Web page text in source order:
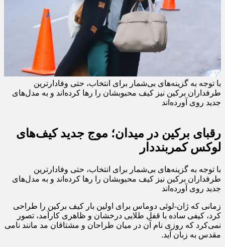
با توجه به گزینه‌های بی‌شمار برای انتخاب، حتی وفادارترین
طرفداران برکین نیز کیف محبوبشان را رها کرده‌اند و به مدل‌های
جدید روی آورده‌اند
رقبای برکین در میدان؛ موج جدید کیف‌های
لوکس کمربنددار
با توجه به گزینه‌های بی‌شمار برای انتخاب، حتی وفادارترین
طرفداران برکین نیز کیف محبوبشان را رها کرده‌اند و به مدل‌های
جدید روی آورده‌اند
زمانی که ژان-لوئی دوماس برای اولین بار کیف برکین را طراحی
کرد، کیفی ساده با قفل طلایی درخشان و ظاهری کارآمد، تصور
نمی‌کرد که روزی نام آن در میان طراحان و مشتاقان مد مانند نامی
مقدس به زبان آید.